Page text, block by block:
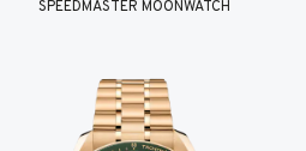
SPEEDMASTER MOONWATCH